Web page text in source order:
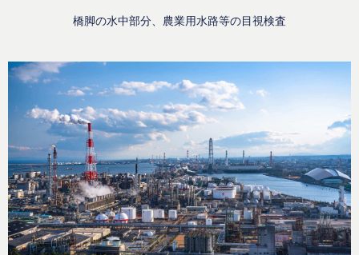
橋脚の水中部分、農業用水路等の目視検査